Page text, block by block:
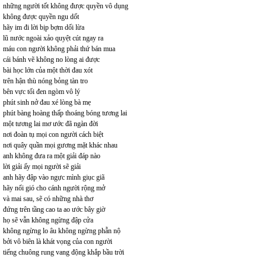
những người tốt không được quyền vô dụng
không được quyền ngu dốt
hãy im đi lời bịp bợm dối lừa
lũ nước ngoài xảo quyệt cút ngay ra
máu con người không phải thứ bán mua
cái bánh vẽ không no lòng ai được
bài học lớn của một thời đau xót
trên hận thù nóng bỏng tàn tro
bên vực tối đen ngòm vô lý
phút sinh nở đau xé lòng bà mẹ
phút bàng hoàng thấp thoáng bóng tương lai
một tương lai mơ ước đã ngàn đời
nơi đoàn tụ mọi con người cách biệt
nơi quây quần mọi gương mặt khác nhau
anh không đưa ra một giải đáp nào
lời giải ấy mọi người sẽ giải
anh hãy đập vào ngực mình giục giã
hãy nổi gió cho cánh người rộng mở
và mai sau, sẽ có những nhà thơ
đứng trên tầng cao ta ao ước bây giờ
họ sẽ vẫn không ngừng đập cửa
không ngừng lo âu không ngừng phẫn nộ
bởi vô biên là khát vọng của con người
tiếng chuông rung vang động khắp bầu trời